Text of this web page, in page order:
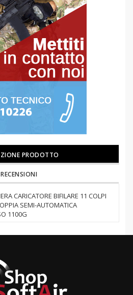
PRODOTTO
RECENSIONI
CARICATORE BIFILARE 11 COLPI
SEMI-AUTOMATICA
1100G